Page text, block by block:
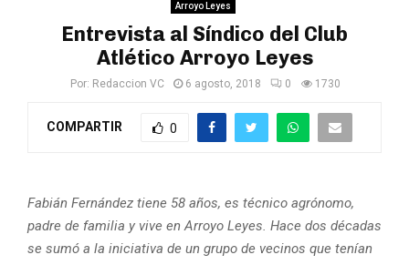
Arroyo Leyes
Entrevista al Síndico del Club
Atlético Arroyo Leyes
Por: Redaccion VC 6 agosto, 2018 0 1730
COMPARTIR 0
Fabián Fernández tiene 58 años, es técnico agrónomo,
padre de familia y vive en Arroyo Leyes. Hace dos décadas
se sumó a la iniciativa de un grupo de vecinos que tenían